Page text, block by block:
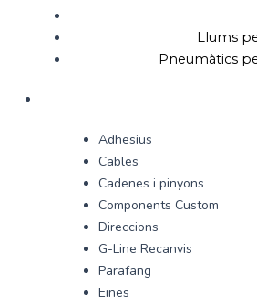
Llums
Pneumàtics
Adhesius
Cables
Cadenes i pinyons
Components Custom
Direccions
G-Line Recanvis
Parafang
Eines